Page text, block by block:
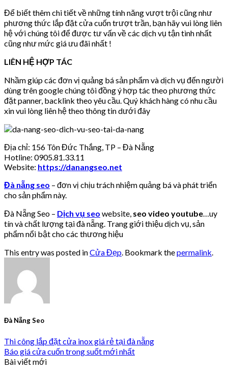
Để biết thêm chi tiết về những tính năng vượt trội cũng như
phương thức lắp đặt cửa cuốn trượt trần, bạn hãy vui lòng liên
hệ với chúng tôi để được tư vấn về các dịch vụ tận tình nhất
cũng như mức giá ưu đãi nhất !
LIÊN HỆ HỢP TÁC
Nhầm giúp các đơn vị quảng bá sản phẩm và dịch vụ đến người
dùng trên google chúng tôi đồng ý hợp tác theo phương thức
đặt panner, backlink theo yêu cầu. Quý khách hàng có nhu cầu
xin vui lòng liên hệ theo thông tin dưới đây
Địa chỉ: 156 Tôn Đức Thắng, TP – Đà Nẵng
Hotline: 0905.81.33.11
Website: https://danangseo.net
Đà nẵng seo – đơn vị chịu trách nhiệm quảng bá và phát triển
cho sản phẩm này.
Đà Nẵng Seo – Dịch vụ seo website, seo video youtube…uy
tín và chất lượng tại đà nẵng. Trang giới thiệu dịch vụ, sản
phẩm nổi bật cho các thương hiệu
This entry was posted inCửa Đẹp. Bookmark thepermalink.
Đà Nẵng Seo
Thi công lắp đặt cửa inox giá rẻ tại đà nẵng
Báo giá cửa cuốn trong suốt mới nhất
Bài viết mới